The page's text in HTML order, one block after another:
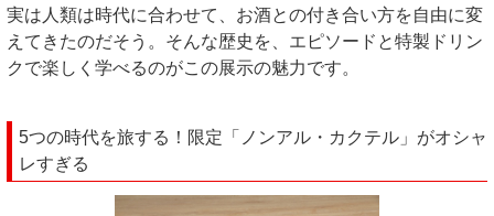
実は人類は時代に合わせて、お酒との付き合い方を自由に変
えてきたのだそう。そんな歴史を、エピソードと特製ドリン
クで楽しく学べるのがこの展示の魅力です。
5つの時代を旅する！限定「ノンアル・カクテル」がオシャ
レすぎる